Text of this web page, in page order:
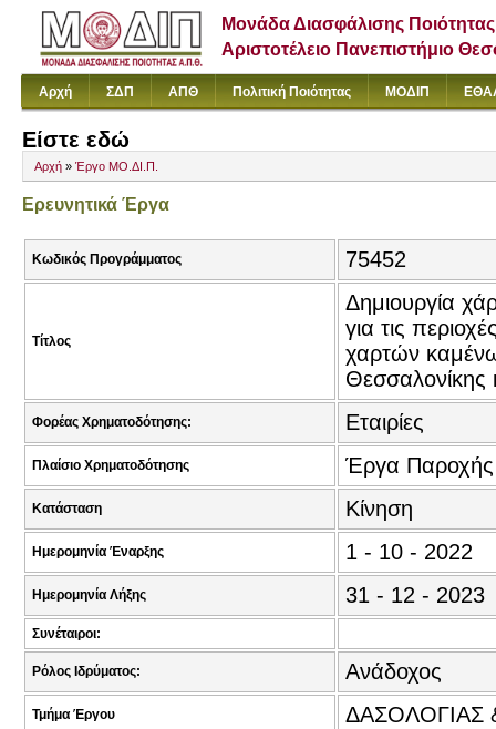
Μονάδα Διασφάλισης Ποιότητας
Αριστοτέλειο Πανεπιστήμιο
Αρχή ΣΔΠ ΑΠΘ Πολιτική Ποιότητας ΜΟΔΙΠ
Είστε εδώ
Αρχή » Έργο ΜΟ.ΔΙ.Π.
Ερευνητικά Έργα
Κωδικός Προγράμματος 75452
Τίτλος
Δημιουργία
για τις
χαρτών
Θεσσαλονίκης
Φορέας Χρηματοδότησης: Εταιρίες
Πλαίσιο Χρηματοδότησης Έργα
Κατάσταση Κίνηση
Ημερομηνία Έναρξης 1 - 10 - 2022
Ημερομηνία Λήξης 31 - 12 - 2023
Συνέταιροι:
Ρόλος Ιδρύματος: Ανάδοχος
Τμήμα Έργου ΔΑΣΟΛΟΓΙΑΣ